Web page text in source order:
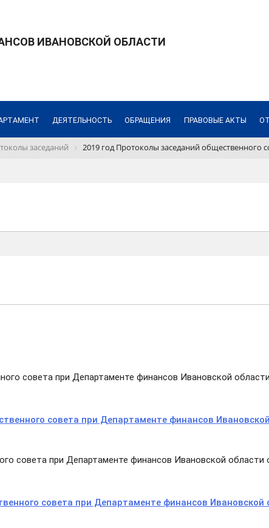
ИВАНОВСКОЙ ОБЛАСТИ
ДЕЯТЕЛЬНОСТЬ ОБРАЩЕНИЯ ПРАВОВЫЕ АКТЫ
заседаний 2019 год Протоколы заседаний общественного
совета при Департаменте финансов Ивановской
совета при Департаменте финансов
совета при Департаменте финансов Ивановской области
совета при Департаменте финансов Ивановской